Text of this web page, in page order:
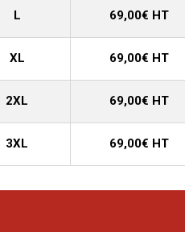
L 69,00€ HT
XL 69,00€ HT
2XL 69,00€ HT
3XL 69,00€ HT